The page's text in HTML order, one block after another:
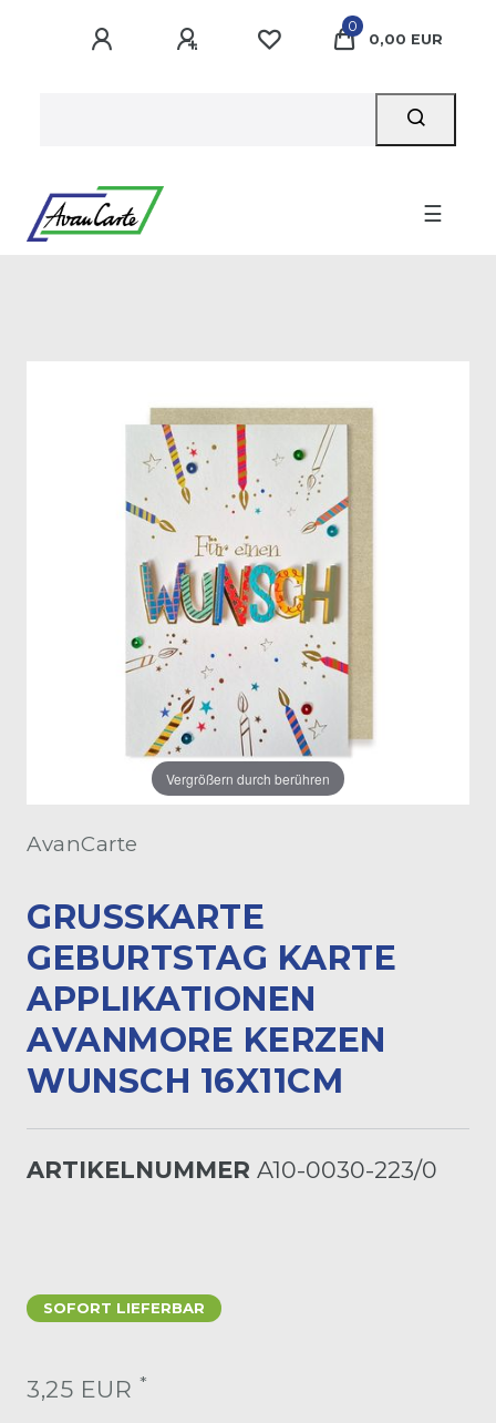
0
0,00 EUR
☰
Vergrößern durch berühren
AvanCarte
GRUSSKARTE G
EBURTSTAG KARTE A
PPLIKATIONEN A
VANMORE KERZEN W
UNSCH 16X11CM
ARTIKELNUMMER A10-0030-223/0
SOFORT LIEFERBAR
3,25 EUR *